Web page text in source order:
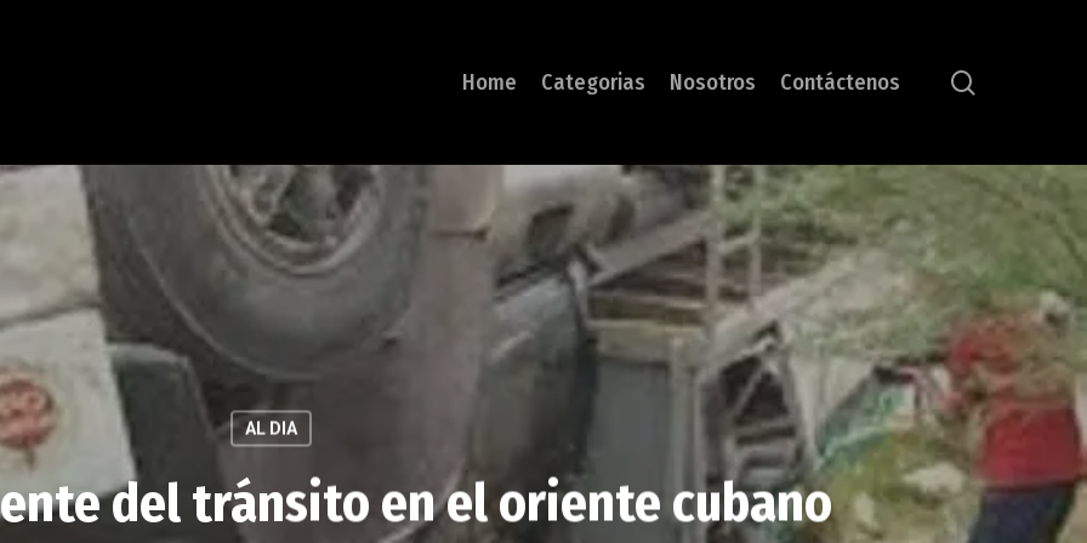
Home Categorias Nosotros Contáctenos
AL DIA
del tránsito en el oriente cubano